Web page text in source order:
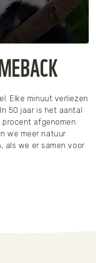
Elke minuut verliezen
50 jaar is het aantal
afgenomen.
we meer natuur
als we er samen voor